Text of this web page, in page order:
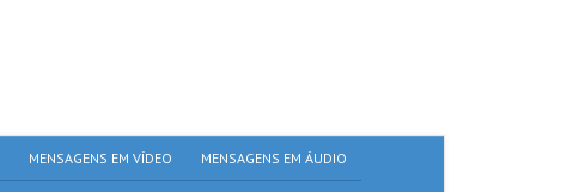
MENSAGENS EM VÍDEO MENSAGENS EM ÁUDIO